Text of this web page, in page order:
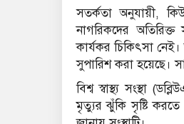
সতর্কতা অনুযায়ী,
নাগরিকদের
কার্যকর চিকিৎসা
সুপারিশ করা হয়েছে।
বিশ্ব স্বাস্থ্য সংস্থা
মৃত্যুর ঝুঁকি সৃষ্টি